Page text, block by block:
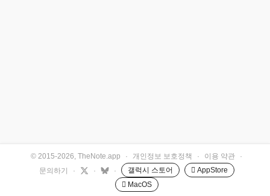
© 2015-2026, TheNote.app · 개인정보 보호정책 · 이용 약관
·
문의하기
· · · 갤럭시 스토어
 AppStore
 MacOS